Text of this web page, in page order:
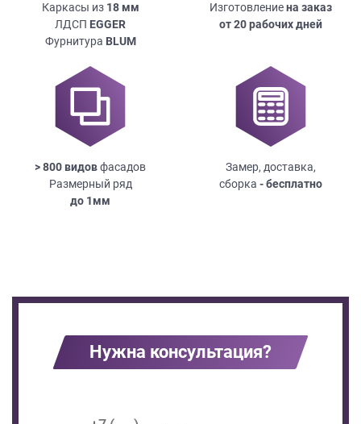
Каркасы из 18мм
ЛДСП EGGER
Фурнитура BLUM
Изготовлениена заказ
от 20 рабочих дней
> 800 видовфасадов
Размерный ряд
до 1мм
Замер, доставка,
сборка - бесплатно
Нужна консультация?